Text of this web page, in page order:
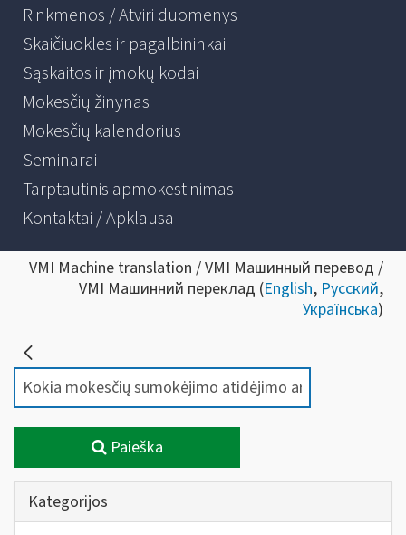
Rinkmenos / Atviri duomenys
Skaičiuoklės ir pagalbininkai
Sąskaitos ir įmokų kodai
Mokesčių žinynas
Mokesčių kalendorius
Seminarai
Tarptautinis apmokestinimas
Kontaktai / Apklausa
VMI Machine translation / VMI Машинный перевод /
VMI Машинний переклад (English, Русский,
Українська)
Paieška
Kategorijos